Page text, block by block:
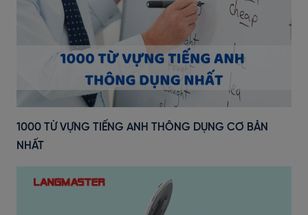
1000 TỪ VỰNG TIẾNG ANH THÔNG DỤNG CƠ BẢN
NHẤT